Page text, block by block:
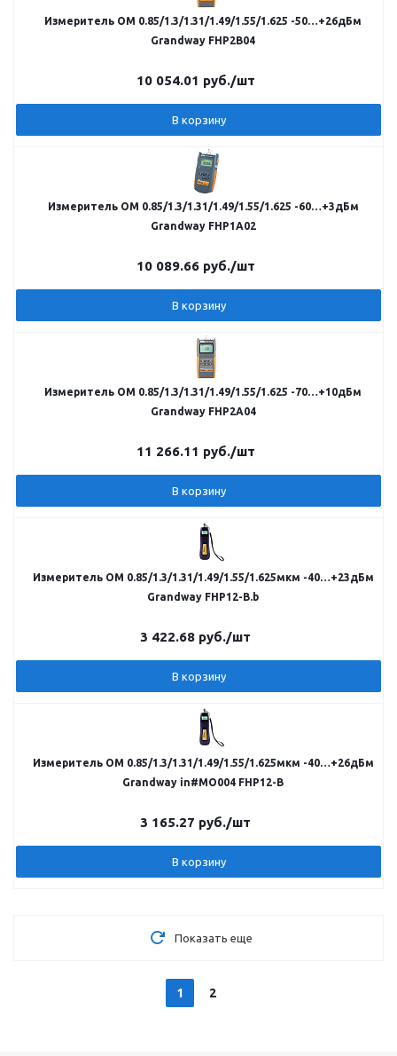
Измеритель ОМ 0.85/1.3/1.31/1.49/1.55/1.625 -50…+26дБм
Grandway FHP2B04
10 054.01 руб./шт
В корзину
Измеритель ОМ 0.85/1.3/1.31/1.49/1.55/1.625 -60…+3дБм
Grandway FHP1A02
10 089.66руб./шт
В корзину
Измеритель ОМ 0.85/1.3/1.31/1.49/1.55/1.625 -70…+10дБм
Grandway FHP2A04
11 266.11 руб./шт
В корзину
Измеритель ОМ 0.85/1.3/1.31/1.49/1.55/1.625мкм -40…+23дБм
Grandway FHP12-B.b
3 422.68 руб./шт
В корзину
Измеритель ОМ 0.85/1.3/1.31/1.49/1.55/1.625мкм -40…+26дБм
Grandway in#MO004 FHP12-B
3 165.27 руб./шт
В корзину
Показать еще
1 2